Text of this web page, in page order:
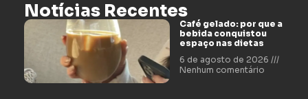
Notícias Recentes
Café gelado: por que a
bebida conquistou
espaço nas dietas
6 de agosto de 2026
Nenhum comentário